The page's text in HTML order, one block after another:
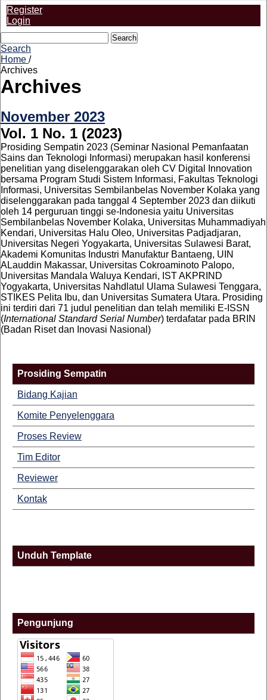
Register
Login
Search
Search
Home /
Archives
Archives
November 2023
Vol. 1 No. 1 (2023)
Prosiding Sempatin 2023 (Seminar Nasional Pemanfaatan
Sains dan Teknologi Informasi) merupakan hasil konferensi
penelitian yang diselenggarakan oleh CV Digital Innovation
bersama Program Studi Sistem Informasi, Fakultas Teknologi
Informasi, Universitas Sembilanbelas November Kolaka yang
diselenggarakan pada tanggal 4 September 2023 dan diikuti
oleh 14 perguruan tinggi se-Indonesia yaitu Universitas
Sembilanbelas November Kolaka, Universitas Muhammadiyah
Kendari, Universitas Halu Oleo, Universitas Padjadjaran,
Universitas Negeri Yogyakarta, Universitas Sulawesi Barat,
Akademi Komunitas Industri Manufaktur Bantaeng, UIN
ALauddin Makassar, Universitas Cokroaminoto Palopo,
Universitas Mandala Waluya Kendari, IST AKPRIND
Yogyakarta, Universitas Nahdlatul Ulama Sulawesi Tenggara,
STIKES Pelita Ibu, dan Universitas Sumatera Utara. Prosiding
ini terdiri dari 71 judul penelitian dan telah memiliki E-ISSN
(International Standard Serial Number) terdafatar pada BRIN
(Badan Riset dan Inovasi Nasional)
Prosiding Sempatin
Bidang Kajian
Komite Penyelenggara
Proses Review
Tim Editor
Reviewer
Kontak
Unduh Template
Pengunjung